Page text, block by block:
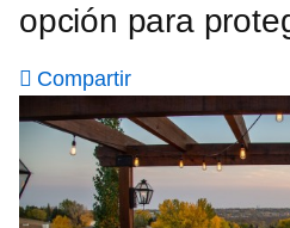
opción para
Compartir